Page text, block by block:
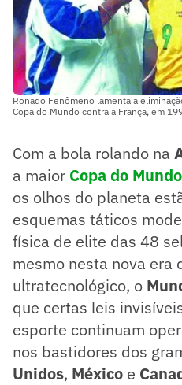
Ronado Fenômeno lamenta a
Copa do Mundo contra a França, em
Com a bola rolando na
a maior Copa do Mundo
os olhos do planeta
esquemas táticos
física de elite das 48
mesmo nesta nova era
ultratecnológico, o
que certas leis
esporte continuam
nos bastidores dos
Unidos, México e